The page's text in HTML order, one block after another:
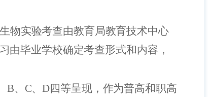
物实验考查由教育局教育技术中心
由毕业学校确定考查形式和内容，
B、 C、D四等呈现，作为普高和职高